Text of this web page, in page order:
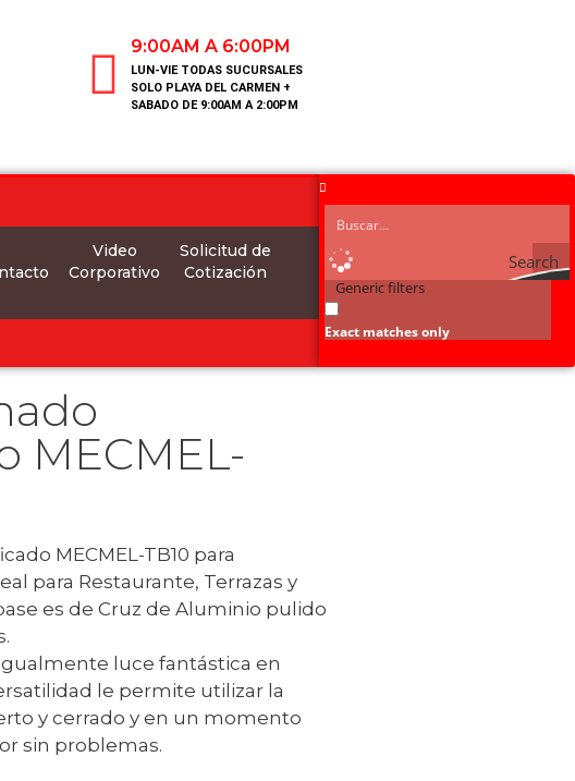
9:00AM A 6:00PM
LUN-VIE TODAS SUCURSALES
SOLO PLAYA DEL CARMEN +
SABADO DE 9:00AM A 2:00PM
Video
Corporativo
Solicitud de
Cotización
Search
Generic filters
Exact matches only
MECMEL-
MECMEL-TB10 para
para Restaurante, Terrazas y
es de Cruz de Aluminio pulido
luce fantástica en
le permite utilizar la
y cerrado y en un momento
sin problemas.